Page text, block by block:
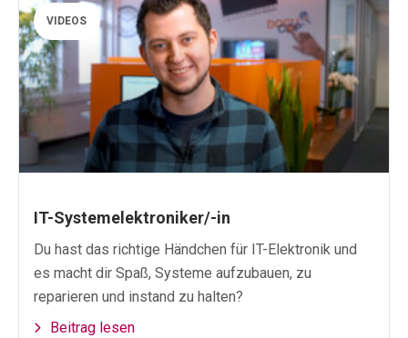
VIDEOS
IT-Systemelektroniker/-in
Du hast das richtige Händchen für IT-Elektronik und
es macht dir Spaß, Systeme aufzubauen, zu
reparieren und instand zu halten?
Beitrag lesen